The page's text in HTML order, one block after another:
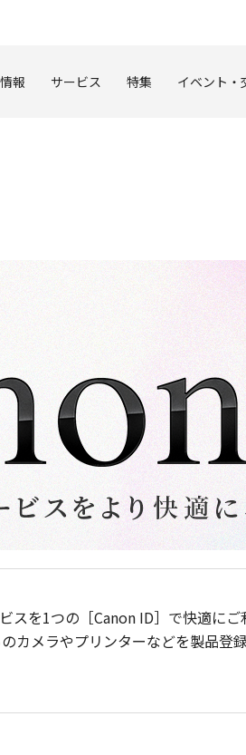
報 サービス 特集 イベント・
を1つの［Canon ID］で快適にご
カメラやプリンターなどを製品登